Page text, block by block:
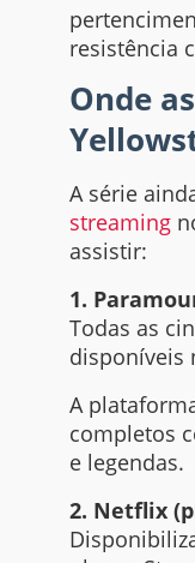
resistência
Onde
A série
streaming
assistir:
1.
Todas as
disponíveis
A
completos
e legendas.
2. Netflix